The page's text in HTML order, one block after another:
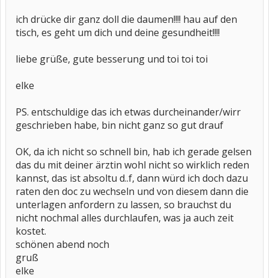
ich drücke dir ganz doll die daumen!!!! hau auf den
tisch, es geht um dich und deine gesundheit!!!!
liebe grüße, gute besserung und toi toi toi
elke
PS. entschuldige das ich etwas durcheinander/wirr
geschrieben habe, bin nicht ganz so gut drauf
OK, da ich nicht so schnell bin, hab ich gerade gelsen
das du mit deiner ärztin wohl nicht so wirklich reden
kannst, das ist absoltu d..f, dann würd ich doch dazu
raten den doc zu wechseln und von diesem dann die
unterlagen anfordern zu lassen, so brauchst du
nicht nochmal alles durchlaufen, was ja auch zeit
kostet.
schönen abend noch
gruß
elke